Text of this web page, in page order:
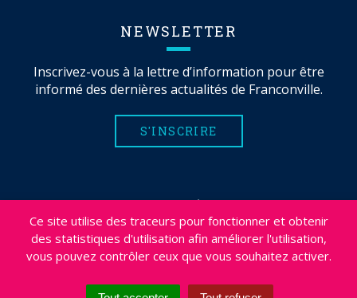
Ce site utilise des traceurs pour fonctionner et obtenir
des statistiques d'utilisation afin améliorer l'utilisation,
vous pouvez contrôler ceux que vous souhaitez activer.
NEWSLETTER
Inscrivez-vous à la lettre d’information pour être
informé des dernières actualités de Franconville.
S'INSCRIRE
MENTIONS LÉGALES
PLAN DU SITE
CRÉDITS
PROJETS
DÉSABONNEMENT NEWSLETTER